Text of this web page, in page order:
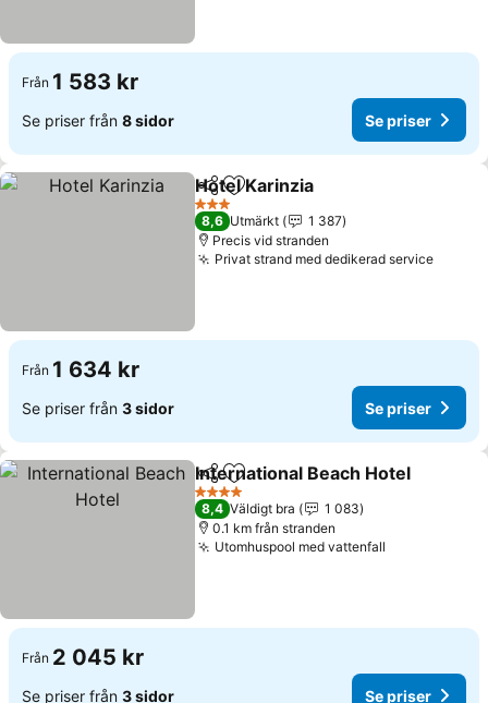
Från 1 583 kr
Se priser från 8 sidor Se priser
Dela Lägg till i Mina Favoriter
Hotel Karinzia
3 Stjärnor
8,6 Utmärkt
1 387
Precis vid stranden
Privat strand med dedikerad serviceSe
Från 1 634 kr
Se priser från 3 sidor Se priser
Dela Lägg till i Mina Favoriter
International Beach Hotel
4 Stjärnor
8,4 Väldigt bra
1 083
0.1 km från stranden
Utomhuspool med vattenfall
Från 2 045 kr
Se priser från 3 sidor Se priser